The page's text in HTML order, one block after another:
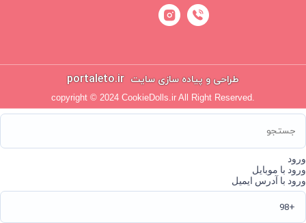
طراحی و پیاده سازی سایت portaleto.ir
copyright © 2024 CookieDolls.ir All Right Reserved.
ورود
ورود با موبایل
ورود با آدرس ایمیل